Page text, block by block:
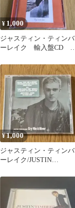
¥ 1,000
ジャスティン・ティンバ
ーレイク 輸入盤CD ま
¥1,000
ジャスティン・ティンバ
ーレイク/JUSTIN